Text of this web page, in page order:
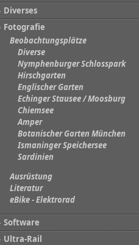
Diverses
Fotografie
Beobachtungsplätze
Diverse
Nymphenburger Schlosspark
Hirschgarten
Englischer Garten
Echinger Stausee / Moosburg
Chiemsee
Amper
Botanischer Garten München
Ismaninger Speichersee
Sardinien
Ausrüstung
Literatur
eBike - Elektrorad
Software
Ultra-Rail